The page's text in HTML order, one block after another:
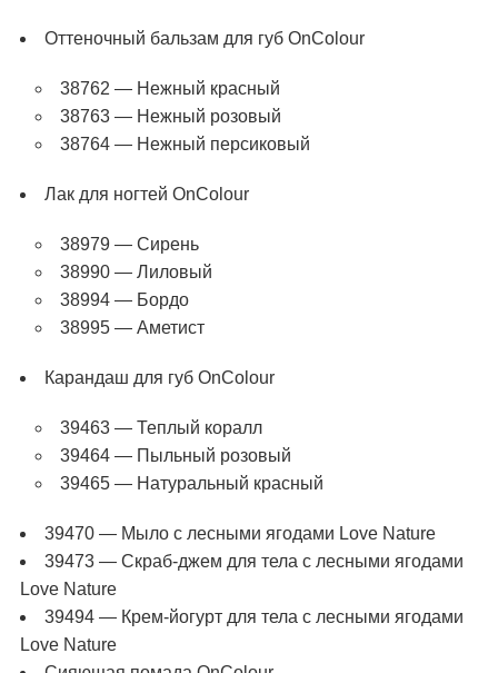
Оттеночный бальзам для губ OnColour
38762 — Нежный красный
38763 — Нежный розовый
38764 — Нежный персиковый
Лак для ногтей OnColour
38979 — Сирень
38990 — Лиловый
38994 — Бордо
38995 — Аметист
Карандаш для губ OnColour
39463 — Теплый коралл
39464 — Пыльный розовый
39465 — Натуральный красный
39470 — Мыло с лесными ягодами Love Nature
39473 — Скраб-джем для тела с лесными ягодами
Love Nature
39494 — Крем-йогурт для тела с лесными ягодами
Love Nature